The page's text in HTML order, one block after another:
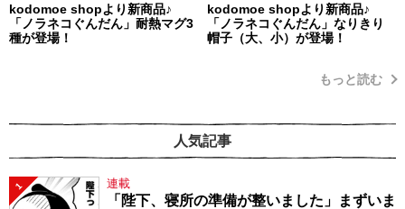
kodomoe shopより新商品♪
「ノラネコぐんだん」耐熱マグ3
種が登場！
kodomoe shopより新商品♪
「ノラネコぐんだん」なりきり
帽子（大、小）が登場！
もっと読む
人気記事
1 連載
「陛下、寝所の準備が整いました」まずいま